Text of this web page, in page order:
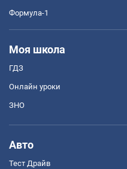
Формула-1
Моя школа
ГДЗ
Онлайн уроки
ЗНО
Авто
Тест Драйв